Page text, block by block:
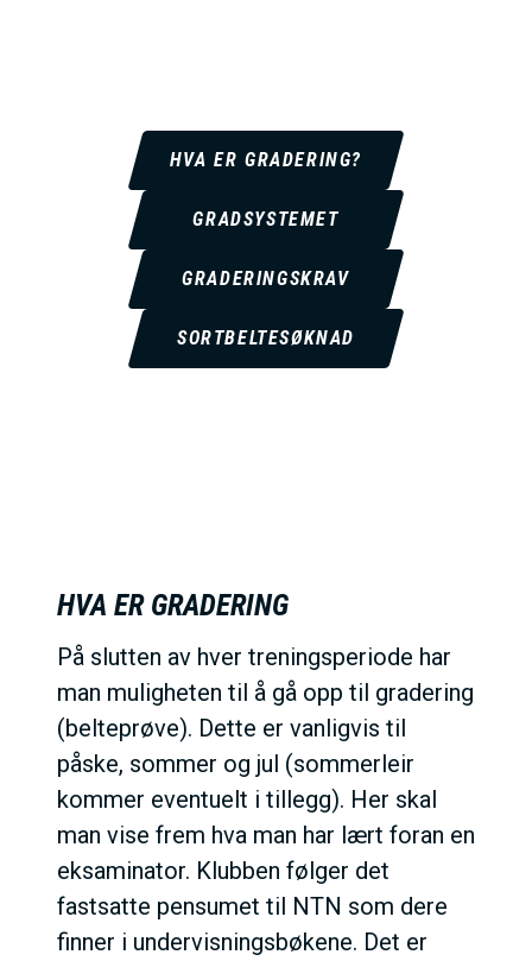
HVA ER GRADERING?
GRADSYSTEMET
GRADERINGSKRAV
SORTBELTESØKNAD
HVA ER GRADERING
På slutten av hver treningsperiode har
man muligheten til å gå opp til gradering
(belteprøve). Dette er vanligvis til
påske, sommer og jul (sommerleir
kommer eventuelt i tillegg). Her skal
man vise frem hva man har lært foran en
eksaminator. Klubben følger det
fastsatte pensumet til NTN som dere
finner i undervisningsbøkene. Det er